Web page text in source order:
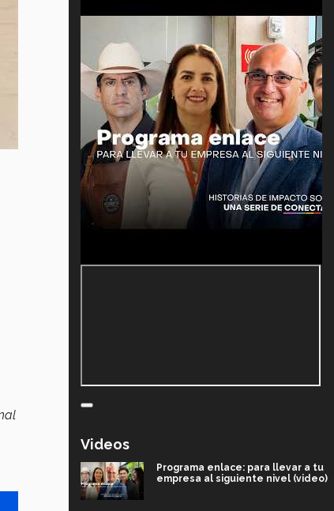
Videos
Programa enlace: para llevar a tu
empresa al siguiente nivel (video)